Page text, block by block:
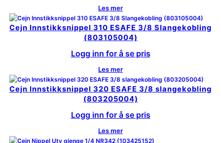
Les mer
Cejn Innstikksnippel 310 ESAFE 3/8 Slangekobling
(803105004)
Logg inn for å se pris
Les mer
Cejn Innstikksnippel 320 ESAFE 3/8 slangekobling
(803205004)
Logg inn for å se pris
Les mer